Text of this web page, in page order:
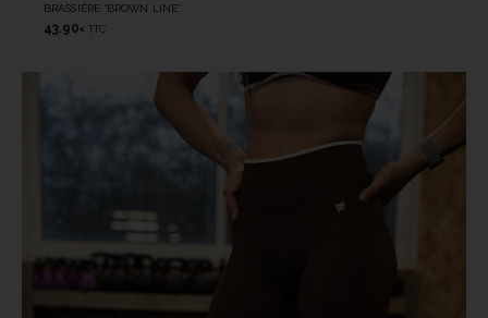
BRASSIÈRE “BROWN LINE”
43.90 € TTC